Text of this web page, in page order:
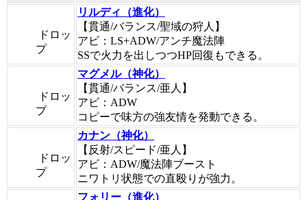
ドロッ
プ
リルディ（進化）
【貫通/バランス/聖域の狩人】
アビ：LS+ADW/アンチ魔法陣
SSで火力を出しつつHP回復もできる。
ドロッ
プ
マグメル（神化）
【貫通/バランス/亜人】
アビ：ADW
コピーで味方の強友情を発動できる。
ドロッ
プ
カナン（神化）
【反射/スピード/亜人】
アビ：ADW/魔法陣ブースト
ニワトリ状態での直殴りが強力。
フォリー（進化）